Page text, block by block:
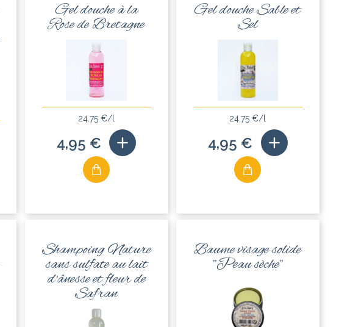
Gel douche à la
Rose de Bretagne
24.75 €/l
4,95 €
Gel douche Sable et
Sel
24.75 €/l
4,95 €
Shampoing Nature
sans sulfate au lait
d'ânesse et fleur de
Safran
Baume visage solide
"Peau sèche"